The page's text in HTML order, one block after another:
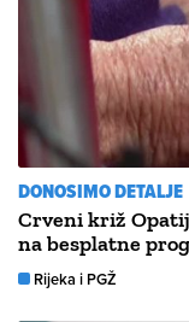
DONOSIMO DETALJE
Crveni križ
na besplatne
Rijeka i PGŽ